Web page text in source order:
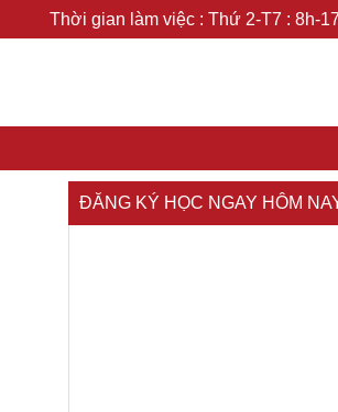
Thời gian làm việc : Thứ 2-T7 : 8h-
ĐĂNG KÝ HỌC NGAY HÔM